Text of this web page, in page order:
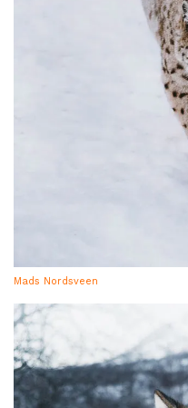
Mads Nordsveen